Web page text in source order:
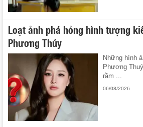
Loạt ảnh phá hỏng hình tượng
Phương Thúy
Những hình
Phương
rầm ...
06/08/2026